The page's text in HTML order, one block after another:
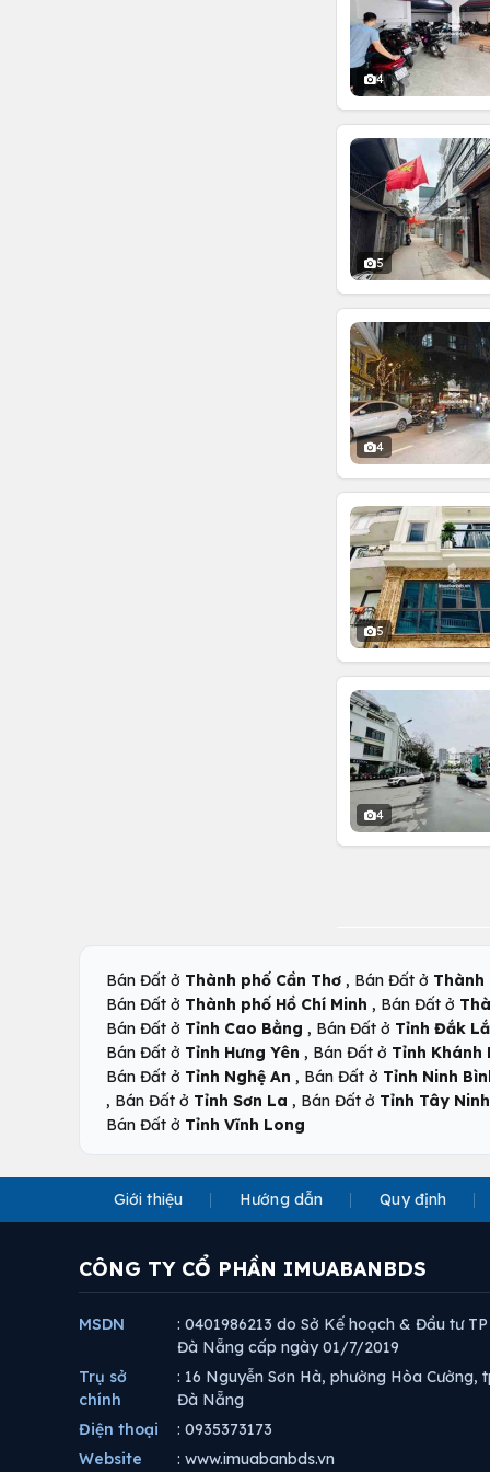
4
5
4
5
4
Bán Đất ở Thành phố Cần Thơ , Bán Đất ở Thành
Bán Đất ở Thành phố Hồ Chí Minh , Bán Đất ở
Bán Đất ở Tỉnh Cao Bằng , Bán Đất ở Tỉnh Đắk
Bán Đất ở Tỉnh Hưng Yên , Bán Đất ở Tỉnh Khánh
Bán Đất ở Tỉnh Nghệ An , Bán Đất ở Tỉnh Ninh
, Bán Đất ở Tỉnh Sơn La , Bán Đất ở Tỉnh Tây Ninh
Bán Đất ở Tỉnh Vĩnh Long
Giới thiệu Hướng dẫn Quy định
CÔNG TY CỔ PHẦN IMUABANBDS
MSDN
: 0401986213 do Sở Kế hoạch & Đầu tư TP
Đà Nẵng cấp ngày 01/7/2019
Trụ sở
chính
: 16 Nguyễn Sơn Hà, phường Hòa Cường,
Đà Nẵng
Điện thoại
: 0935373173
Website
: www.imuabanbds.vn